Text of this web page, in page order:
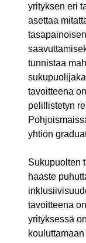
yrityksen eri
asettaa
tunnistaa
tavoitteena
pelillistetyn
yhtiön
Sukupuolten
haaste
tavoitteena
yrityksessä